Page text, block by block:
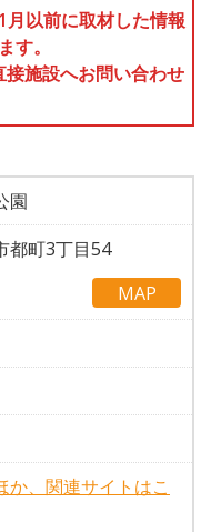
以前に取材した情報
す。
施設へお問い合わせ
園
都町3丁目54
MAP
か、関連サイトはこ